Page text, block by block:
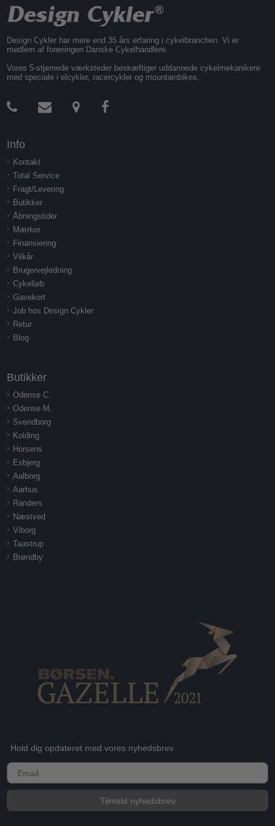
Design Cykler har mere end 35 års erfaring i cykelbranchen. Vi er
medlem af foreningen Danske Cykelhandlere.
Vores 5-stjernede værksteder beskæftiger uddannede cykelmekanikere
med speciale i elcykler, racercykler og mountainbikes.
Info
Kontakt
Total Service
Fragt/Levering
Butikker
Åbningstider
Mærker
Finansiering
Vilkår
Brugervejledning
Cykelløb
Gavekort
Job hos Design Cykler
Retur
Blog
Butikker
Odense C.
Odense M.
Svendborg
Kolding
Horsens
Esbjerg
Aalborg
Aarhus
Randers
Næstved
Viborg
Taastrup
Brøndby
Hold dig opdateret med vores nyhedsbrev
E-mail
Tilmeld nyhedsbrev